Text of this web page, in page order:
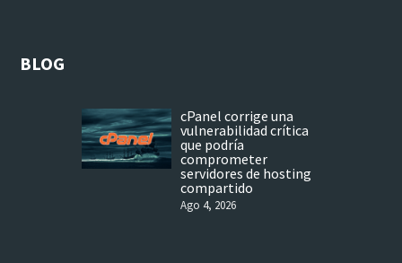
BLOG
cPanel corrige una
vulnerabilidad crítica
que podría
comprometer
servidores de hosting
compartido
Ago 4, 2026